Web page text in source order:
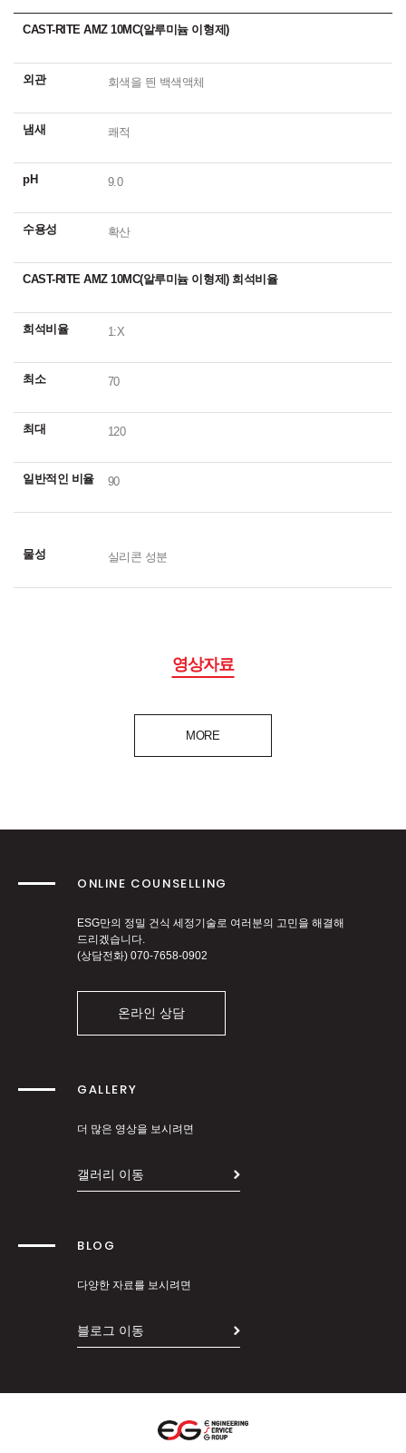
CAST-RITE AMZ 10MC(알루미늄 이형제)
외관 회색을 띈 백색액체
냄새 쾌적
pH 9.0
수용성 확산
CAST-RITE AMZ 10MC(알루미늄 이형제) 희석비율
희석비율 1:X
최소 70
최대 120
일반적인 비율 90
물성 실리콘 성분
영상자료
MORE
ONLINE COUNSELLING
ESG만의 정밀 건식 세정기술로 여러분의 고민을 해결해
드리겠습니다.
(상담전화) 070-7658-0902
온라인 상담
GALLERY
더 많은 영상을 보시려면
갤러리 이동
BLOG
다양한 자료를 보시려면
블로그 이동